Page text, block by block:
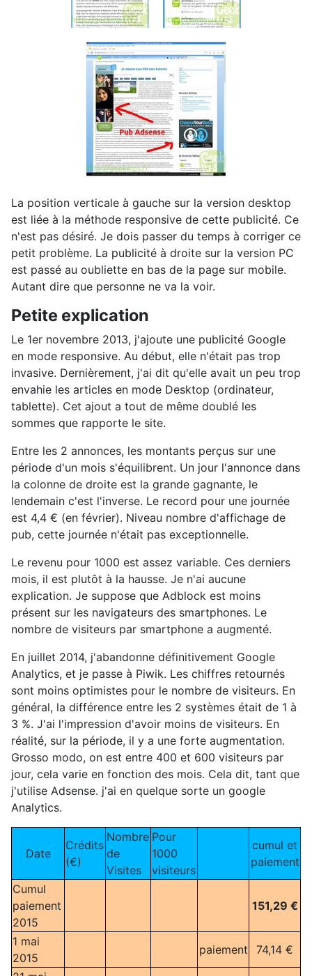
La position verticale à gauche sur la version desktop
est liée à la méthode responsive de cette publicité. Ce
n'est pas désiré. Je dois passer du temps à corriger ce
petit problème. La publicité à droite sur la version PC
est passé au oubliette en bas de la page sur mobile.
Autant dire que personne ne va la voir.
Petite explication
Le 1er novembre 2013, j'ajoute une publicité Google
en mode responsive. Au début, elle n'était pas trop
invasive. Dernièrement, j'ai dit qu'elle avait un peu trop
envahie les articles en mode Desktop (ordinateur,
tablette). Cet ajout a tout de même doublé les
sommes que rapporte le site.
Entre les 2 annonces, les montants perçus sur une
période d'un mois s'équilibrent. Un jour l'annonce dans
la colonne de droite est la grande gagnante, le
lendemain c'est l'inverse. Le record pour une journée
est 4,4 € (en février). Niveau nombre d'affichage de
pub, cette journée n'était pas exceptionnelle.
Le revenu pour 1000 est assez variable. Ces derniers
mois, il est plutôt à la hausse. Je n'ai aucune
explication. Je suppose que Adblock est moins
présent sur les navigateurs des smartphones. Le
nombre de visiteurs par smartphone a augmenté.
En juillet 2014, j'abandonne définitivement Google
Analytics, et je passe à Piwik. Les chiffres retournés
sont moins optimistes pour le nombre de visiteurs. En
général, la différence entre les 2 systèmes était de 1 à
3 %. J'ai l'impression d'avoir moins de visiteurs. En
réalité, sur la période, il y a une forte augmentation.
Grosso modo, on est entre 400 et 600 visiteurs par
jour, cela varie en fonction des mois. Cela dit, tant que
j'utilise Adsense. j'ai en quelque sorte un google
Analytics.
Date
Crédits
(€)
Nombre
de
Visites
Pour
1000
visiteurs
cumul et
paiement
Cumul
paiement
2015
151,29 €
1 mai
2015
paiement
74,14 €